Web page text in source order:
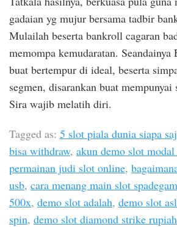
gadaian yg mujur bersama tadbir
Mulailah beserta bankroll cagaran
memompa kemudaratan.
buat bertempur di ideal, beserta
segmen, disarankan buat
Sira wajib melatih diri.
Tagged as: 5 slot piala dunia siapa
bisa withdraw, akun demo slot
permainan judi slot online,
usb, cara menang main slot
500x, demo slot adalah, demo slot
spin, demo slot diamond strike rupiah